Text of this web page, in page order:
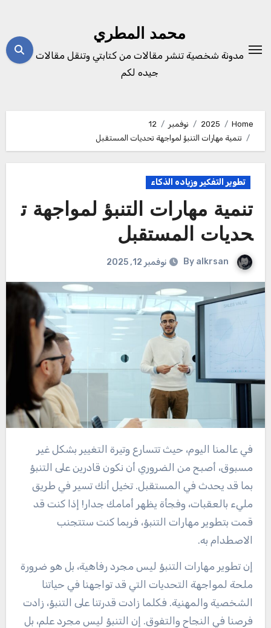
محمد المطري
مدونة شخصية تنشر مقالات من كتابتي وتنقل مقالات
جيده لكم
Home
2025 نوفمبر
12
تنمية مهارات التنبؤ لمواجهة تحديات المستقبل
تطوير التفكير وزياده الذكاء
تنمية مهارات التنبؤ لمواجهة ت
حديات المستقبل
By alkrsan نوفمبر 12, 2025
في عالمنا اليوم، حيث تتسارع وتيرة التغيير بشكل غير
مسبوق، أصبح من الضروري أن نكون قادرين على التنبؤ
بما قد يحدث في المستقبل. تخيل أنك تسير في طريق
مليء بالعقبات، وفجأة يظهر أمامك جدار! إذا كنت قد
قمت بتطوير مهارات التنبؤ، فربما كنت ستتجنب
الاصطدام به.
إن تطوير مهارات التنبؤ ليس مجرد رفاهية، بل هو ضرورة
ملحة لمواجهة التحديات التي قد تواجهنا في حياتنا
الشخصية والمهنية. فكلما زادت قدرتنا على التنبؤ، زادت
فرصنا في النجاح والتفوق. إن التنبؤ ليس مجرد علم، بل